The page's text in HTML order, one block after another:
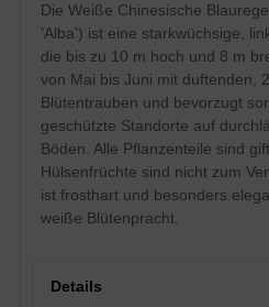
Blatt
Sommergrün,
unpaarig
anfangs
Herbstfärbung
Grüne
geeignet
Blüte
Lange, weiße
duftend
Blütezeit
Mai bis Juni
Rinde
Braungrau, glatt
Durchlässige,
Die Weiße Chinesische
'Alba') ist eine starkwüchsige,
die bis zu 10 m hoch und 8 m
von Mai bis Juni mit duftenden,
Blütentrauben und bevorzugt
geschützte Standorte auf
Böden. Alle Pflanzenteile sind
Hülsenfrüchte sind nicht zum
ist frosthart und besonders
weiße Blütenpracht.
Details